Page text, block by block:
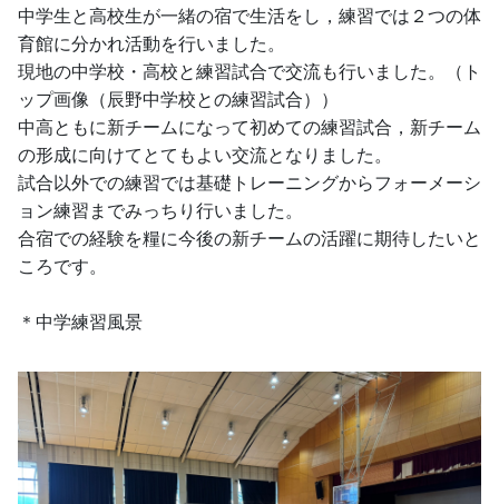
中学生と高校生が一緒の宿で生活をし，練習では２つの体
育館に分かれ活動を行いました。
現地の中学校・高校と練習試合で交流も行いました。（ト
ップ画像（辰野中学校との練習試合））
中高ともに新チームになって初めての練習試合，新チーム
の形成に向けてとてもよい交流となりました。
試合以外での練習では基礎トレーニングからフォーメーシ
ョン練習までみっちり行いました。
合宿での経験を糧に今後の新チームの活躍に期待したいと
ころです。
＊中学練習風景